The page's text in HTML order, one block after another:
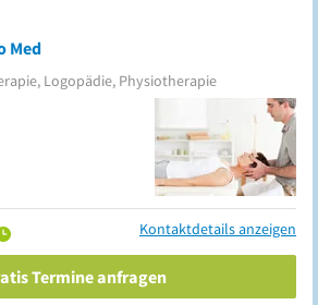
Med
Logopädie, Physiotherapie
Kontaktdetails anzeigen
Termine anfragen